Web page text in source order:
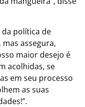
da política de
assegura,
maior desejo é
acolhidas, se
em seu processo
as suas